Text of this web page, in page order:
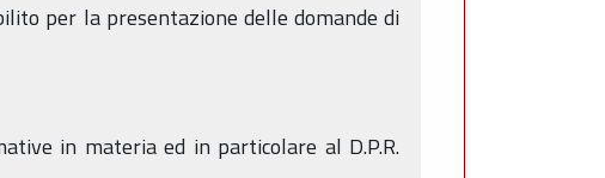
per la presentazione delle domande di
in materia ed in particolare al D.P.R.